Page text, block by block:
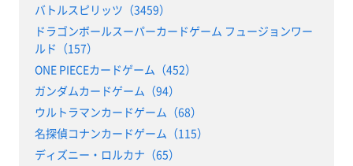
バトルスピリッツ（3459）
ドラゴンボールスーパーカードゲーム フュージョンワー
ルド（157）
ONE PIECEカードゲーム（452）
ガンダムカードゲーム（94）
ウルトラマンカードゲーム（68）
名探偵コナンカードゲーム（115）
ディズニー・ロルカナ（65）